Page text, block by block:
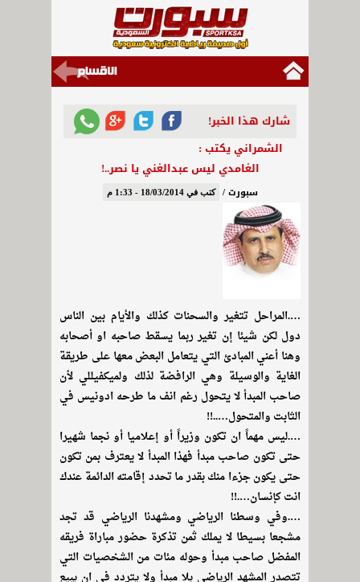
شارك هذا الخبر!
الشمراني يكتب :
الغامدي ليس عبدالغني يا نصر..!
سبورت / كتب في 18/03/2014 - 1:33 م
….المراحل تتغير والسحنات كذلك والأيام بين الناس
دول لكن شيئا إن تغير ربما يسقط صاحبه او أصحابه
وهنا أعني المبادئ التي يتعامل البعض معها على طريقة
الغاية والوسيلة وهي الرافضة لذلك ولميكفيللي لأن
صاحب المبدأ لا يتحول رغم انف ما طرحه ادونيس في
الثابت والمتحول…..!!
….ليس مهماً ان تكون وزيراً أو إعلاميا أو نجما شهيرا
حتى تكون صاحب مبدأ فهذا المبدأ لا يعترف بمن تكون
حتى يكون جزءا منك بقدر ما تحدد إقامته الدائمة عندك
انت كإنسان….!!
….وفي وسطنا الرياضي ومشهدنا الرياضي قد تجد
مشجعا بسيطا لا يملك ثمن تذكرة حضور مباراة فريقه
المفضل صاحب مبدأ وحوله مئات من الشخصيات التي
تتصدر المشهد الرياضي بلا مبدأ ولا يتردد في ان يبيع